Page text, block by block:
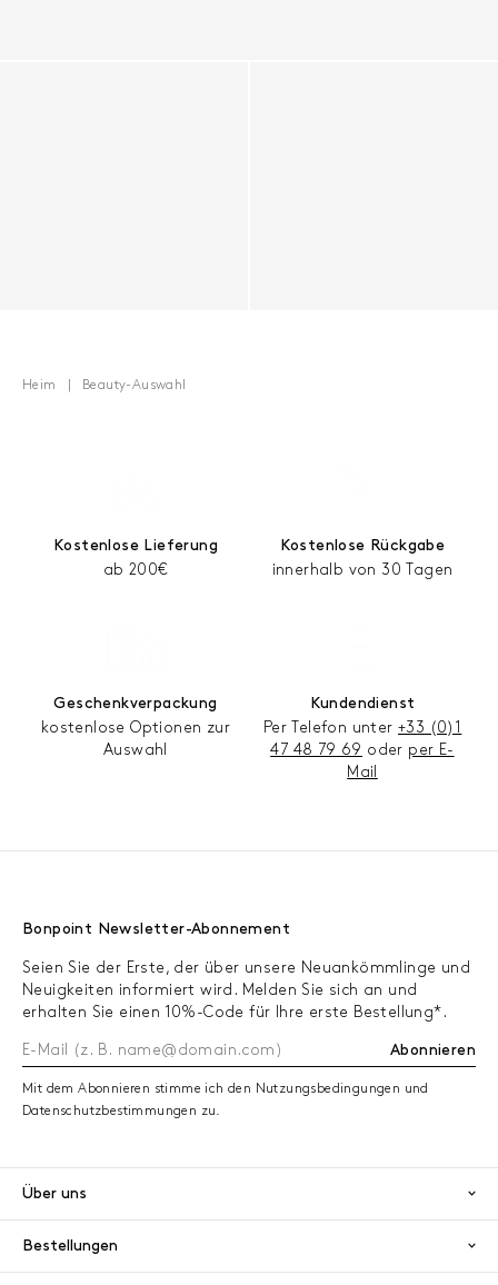
Heim Beauty-Auswahl
Kostenlose Lieferung
ab 200€
Kostenlose Rückgabe
innerhalb von 30 Tagen
Geschenkverpackung
kostenlose Optionen zur
Auswahl
Kundendienst
Per Telefon unter +33 (0)1
47 48 79 69 oder per E-
Mail
Bonpoint Newsletter-Abonnement
Seien Sie der Erste, der über unsere Neuankömmlinge und
Neuigkeiten informiert wird. Melden Sie sich an und
erhalten Sie einen 10%-Code für Ihre erste Bestellung*.
Abonnieren
Mit dem Abonnieren stimme ich den Nutzungsbedingungen und
Datenschutzbestimmungen zu.
Über uns
Bestellungen